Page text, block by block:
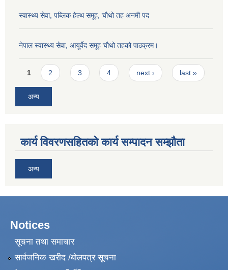
स्वास्थ्य सेवा, पब्लिक हेल्‍थ समूह, चौथो तह अनमी पद
नेपाल स्वास्थ्य सेवा, आयूर्वेद समूह चौथो तहको पाठक्रम।
Pages
1 2 3 4 next › last »
अन्य
कार्य विवरणसहितको कार्य सम्पादन सम्झौता
अन्य
Notices
सूचना तथा समाचार
सार्वजनिक खरीद /बोलपत्र सूचना